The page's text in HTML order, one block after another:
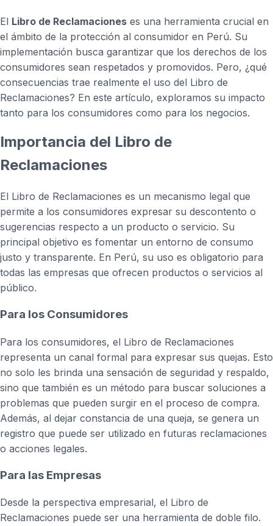
El Libro de Reclamaciones es una herramienta crucial en
el ámbito de la protección al consumidor en Perú. Su
implementación busca garantizar que los derechos de los
consumidores sean respetados y promovidos. Pero, ¿qué
consecuencias trae realmente el uso del Libro de
Reclamaciones? En este artículo, exploramos su impacto
tanto para los consumidores como para los negocios.
Importancia del Libro de
Reclamaciones
El Libro de Reclamaciones es un mecanismo legal que
permite a los consumidores expresar su descontento o
sugerencias respecto a un producto o servicio. Su
principal objetivo es fomentar un entorno de consumo
justo y transparente. En Perú, su uso es obligatorio para
todas las empresas que ofrecen productos o servicios al
público.
Para los Consumidores
Para los consumidores, el Libro de Reclamaciones
representa un canal formal para expresar sus quejas. Esto
no solo les brinda una sensación de seguridad y respaldo,
sino que también es un método para buscar soluciones a
problemas que pueden surgir en el proceso de compra.
Además, al dejar constancia de una queja, se genera un
registro que puede ser utilizado en futuras reclamaciones
o acciones legales.
Para las Empresas
Desde la perspectiva empresarial, el Libro de
Reclamaciones puede ser una herramienta de doble filo.